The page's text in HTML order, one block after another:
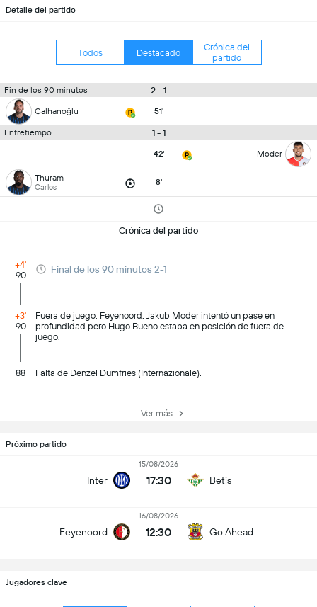
Detalle del partido
Todos Destacado
Crónica del
partido
Fin de los 90 minutos 2 - 1
Çalhanoğlu 51'
Entretiempo 1 - 1
42' Moder
Thuram
Carlos 8'
Crónica del partido
+4'
90
Final de los 90 minutos 2-1
+3'
90
Fuera de juego, Feyenoord. Jakub Moder intentó un pase en
profundidad pero Hugo Bueno estaba en posición de fuera de
juego.
88 Falta de Denzel Dumfries (Internazionale).
Ver más
Próximo partido
Inter
15/08/2026
17:30 Betis
Feyenoord
16/08/2026
12:30 Go Ahead
Jugadores clave